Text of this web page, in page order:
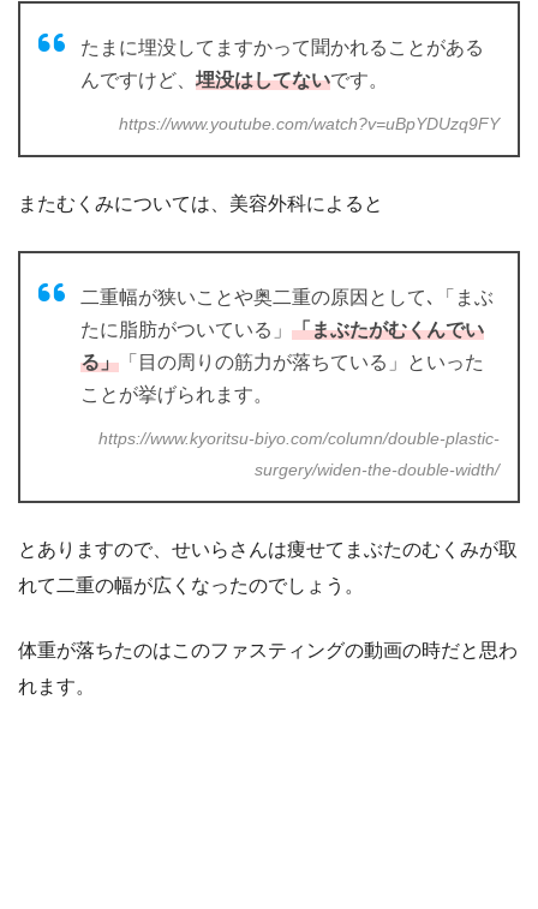
たまに埋没してますかって聞かれることがある
んですけど、 埋没はしてないです。
https://www.youtube.com/watch?v=uBpYDUzq9FY
またむくみについては、美容外科によると
二重幅が狭いことや奥二重の原因として､「まぶ
たに脂肪がついている」 「まぶたがむくんでい
る」 「目の周りの筋力が落ちている」といった
ことが挙げられます。
https://www.kyoritsu-biyo.com/column/double-plastic-
surgery/widen-the-double-width/
とありますので、せいらさんは痩せてまぶたのむくみが取
れて二重の幅が広くなったのでしょう。
体重が落ちたのはこのファスティングの動画の時だと思わ
れます。